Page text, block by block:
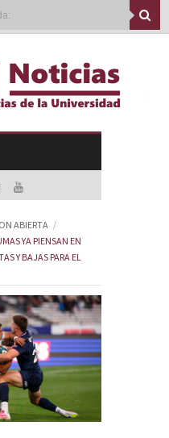
ABIERTA
YA PIENSAN EN
Y BAJAS PARA EL